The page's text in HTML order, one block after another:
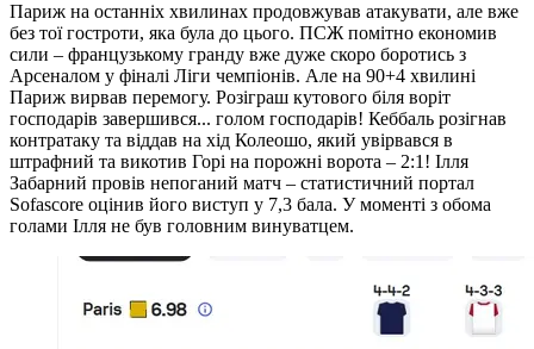
Париж на останніх хвилинах продовжував атакувати, але вже
без тої гостроти, яка була до цього. ПСЖ помітно економив
сили – французькому гранду вже дуже скоро боротись з
Арсеналом у фіналі Ліги чемпіонів. Але на 90+4 хвилині
Париж вирвав перемогу. Розіграш кутового біля воріт
господарів завершився... голом господарів! Кеббаль розігнав
контратаку та віддав на хід Колеошо, який увірвався в
штрафний та викотив Горі на порожні ворота – 2:1! Ілля
Забарний провів непоганий матч – статистичний портал
Sofascore оцінив його виступ у 7,3 бала. У моменті з обома
голами Ілля не був головним винуватцем.